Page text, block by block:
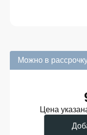
Можно в
Цена